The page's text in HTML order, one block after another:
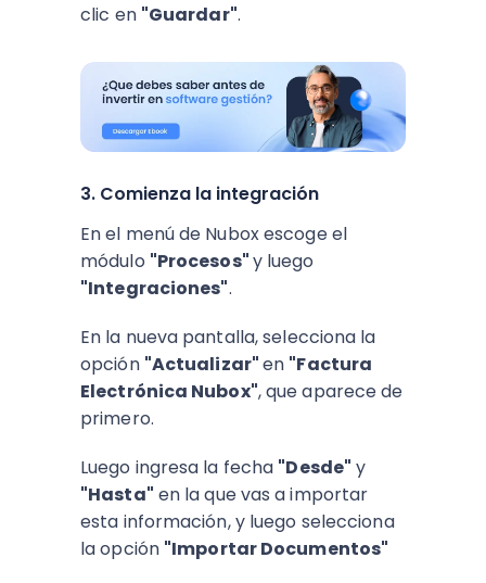
clic en "Guardar".
3. Comienza la integración
En el menú de Nubox escoge el
módulo "Procesos"y luego
"Integraciones".
En la nueva pantalla, selecciona la
opción "Actualizar"en "Factura
Electrónica Nubox", que aparece de
primero.
Luego ingresa la fecha "Desde" y
"Hasta" en la que vas a importar
esta información, y luego selecciona
la opción "Importar Documentos"